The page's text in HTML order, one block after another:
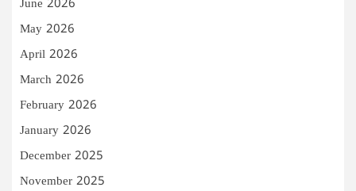
June 2026
May 2026
April 2026
March 2026
February 2026
January 2026
December 2025
November 2025